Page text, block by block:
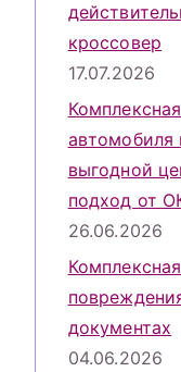
кроссовер
17.07.2026
автомобиля
выгодной
подход от
26.06.2026
документах
04.06.2026